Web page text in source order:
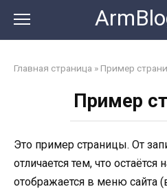
контенту
Главная страница » Пример
Пример
Это пример страницы. От
отличается тем, что
отображается в меню сайта